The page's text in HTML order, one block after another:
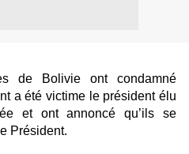
de Bolivie ont condamné
a été victime le président élu
et ont annoncé qu’ils se
Président.